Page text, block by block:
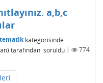
a,b,c
kategorisinde
tarafından soruldu |
774